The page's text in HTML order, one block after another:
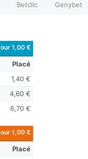
Betclic Genybet
1,00 €
Placé
1,40 €
4,60 €
6,70 €
1,00 €
Placé